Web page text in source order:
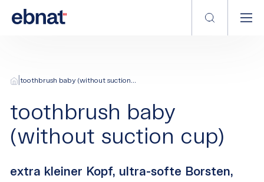
|toothbrush baby (without suction...
toothbrush baby
(without suction cup)
extra kleiner Kopf, ultra-softe Borsten,